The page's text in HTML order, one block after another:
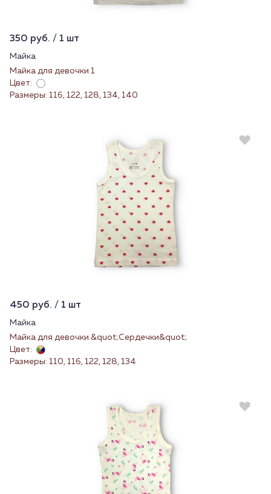
350 руб. / 1 шт
Майка
Майка для девочки 1
Цвет:
Размеры: 116, 122, 128, 134, 140
450 руб. / 1 шт
Майка
Майка для девочки &quot;Сердечки&quot;
Цвет:
Размеры: 110, 116, 122, 128, 134